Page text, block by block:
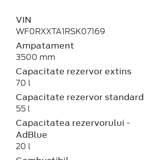
VIN
WF0RXXTA1RSK07169
Ampatament
3500 mm
Capacitate rezervor extins
70 l
Capacitate rezervor standard
55 l
Capacitatea rezervorului -
AdBlue
20 l